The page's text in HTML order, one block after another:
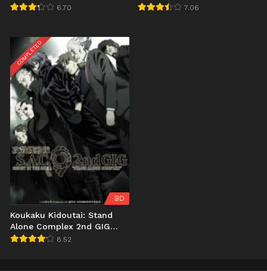
6.70 7.06
COMPLETED
BD
Koukaku Kidoutai: Stand
Alone Complex 2nd GIG
(2004)
8.52